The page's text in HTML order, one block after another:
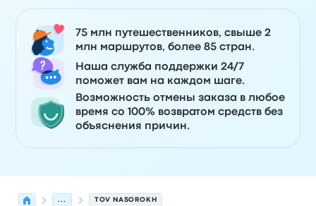
75 млн путешественников, свыше 2
млн маршрутов, более 85 стран.
Наша служба поддержки 24/7
поможет вам на каждом шаге.
Возможность отмены заказа в любое
время со 100% возвратом средств без
объяснения причин.
... TOV NASOROKH